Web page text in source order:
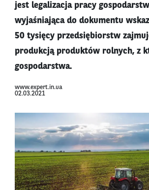
jest legalizacja pracy
wyjaśniająca do dokumentu
50 tysięcy przedsiębiorstw
produkcją produktów rolnych, z
gospodarstwa.
www.expert.in.ua
02.03.2021